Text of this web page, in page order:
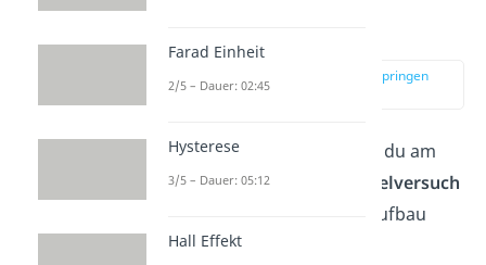
zur Stelle im Video springen
(01:00)
DieLorentzkraft
erkennst du am
besten beimLeiterschaukelversuch
wie du ihn in folgendem Aufbau
siehst.
Farad Einheit
2/5 – Dauer: 02:45
Hysterese
3/5 – Dauer: 05:12
Hall Effekt